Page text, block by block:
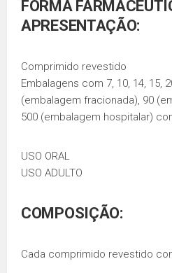
FORMA
APRESENTAÇÃO:
Comprimido revestido
Embalagens com 7, 10, 14, 15,
(embalagem fracionada), 90
500 (embalagem hospitalar)
USO ORAL
USO ADULTO
COMPOSIÇÃO:
Cada comprimido revestido